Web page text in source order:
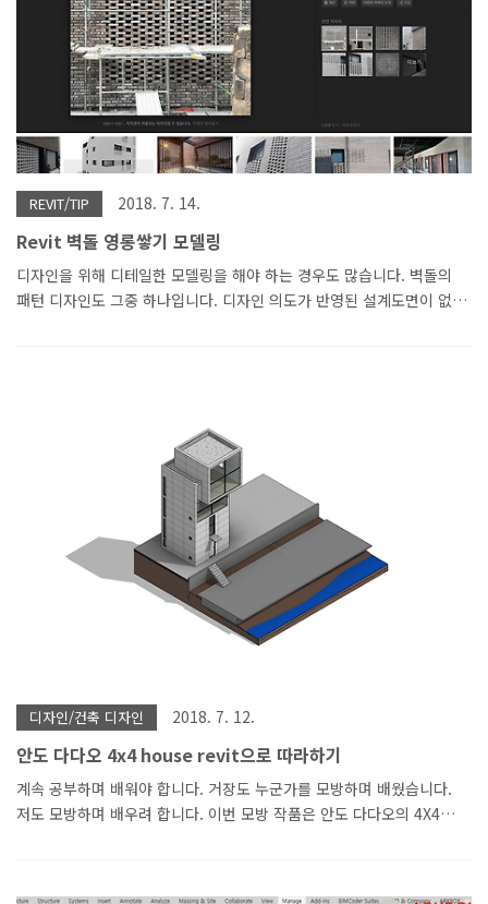
REVIT/TIP 2018. 7. 14.
Revit 벽돌 영롱쌓기 모델링
디자인을 위해 디테일한 모델링을 해야 하는 경우도 많습니다. 벽돌의
패턴 디자인도 그중 하나입니다. 디자인 의도가 반영된 설계도면이 없
디자인/건축 디자인 2018. 7. 12.
안도 다다오 4x4 house revit으로 따라하기
계속 공부하며 배워야 합니다. 거장도 누군가를 모방하며 배웠습니다.
저도 모방하며 배우려 합니다. 이번 모방 작품은 안도 다다오의 4X4